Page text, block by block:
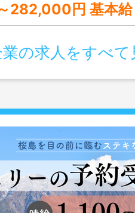
円〜170,000円 職能手当：8,000円〜32,000円 技術手当：
の求人をすべて